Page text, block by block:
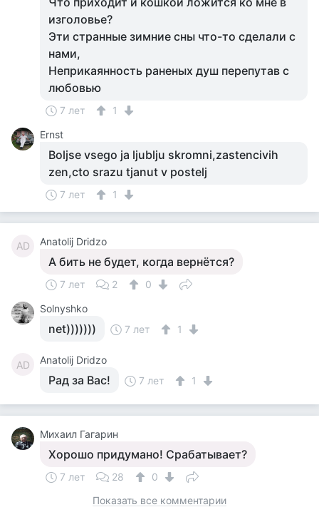
изголовье?
Эти странные зимние сны что-то сделали с
нами,
Неприкаянность раненых душ перепутав с
любовью
7 лет
1
Ernst
Boljse vsego ja ljublju skromni,zastencivih
zen,cto srazu tjanut v postelj
7 лет 1
AD Anatolij Dridzo
А бить не будет, когда вернётся?
7 лет 2
0
Solnyshko
net))))))) 7 лет 1
AD Anatolij Dridzo
Рад за Вас! 7 лет 1
Михаил Гагарин
Хорошо придумано! Срабатывает?
7 лет 28
0
Показать все комментарии